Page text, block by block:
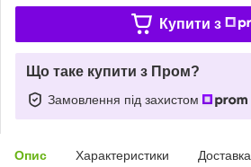
Купити з
Що таке купити з Пром?
Замовлення під захистом
Опис Характеристики Доставка